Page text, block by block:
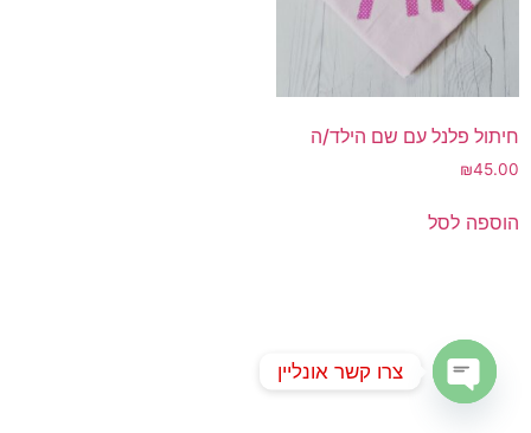
חיתול פלנל עם שם הילד/ה
₪45.00
הוספה לסל
צרו קשר אונליין